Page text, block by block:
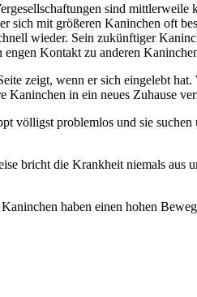
sind mittlerweile
sich mit größeren Kaninchen oft
wieder. Sein zukünftiger
Kontakt zu anderen
zeigt, wenn er sich eingelebt
in ein neues Zuhause
völligst problemlos und sie
bricht die Krankheit niemals aus
haben einen hohen